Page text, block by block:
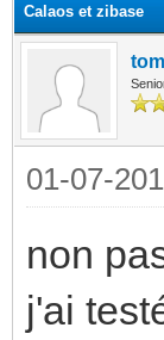
Calaos et zibase
tom
01-07-
non
j'ai